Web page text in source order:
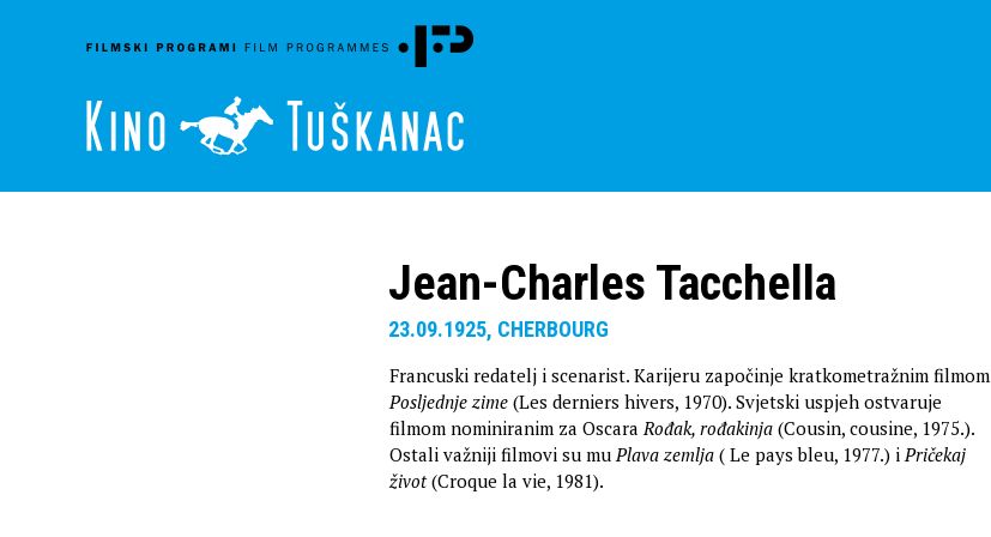
Jean-Charles Tacchella
23.09.1925, CHERBOURG
Francuski redatelj i scenarist. Karijeru započinje kratkometražnim filmom
Posljednje zime (Les derniers hivers, 1970). Svjetski uspjeh ostvaruje
filmom nominiranim za OscaraRođak, rođakinja (Cousin, cousine, 1975.).
Ostali važniji filmovi su muPlava zemlja ( Le pays bleu, 1977.) iPričekaj
život(Croque la vie, 1981).